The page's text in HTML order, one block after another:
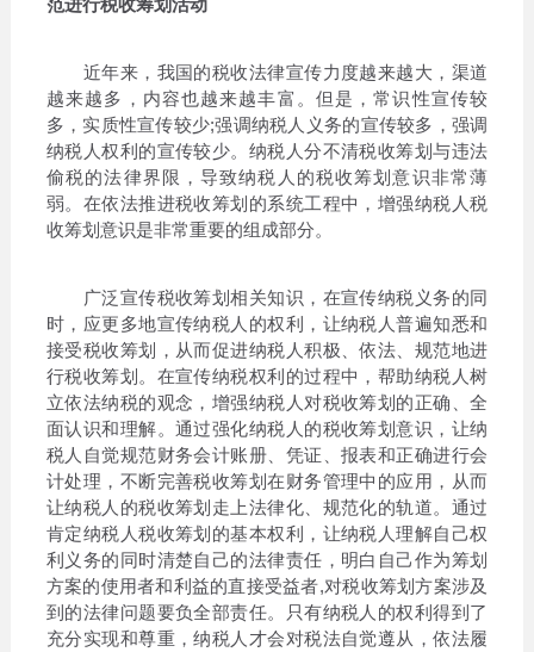
近年来，我国的税收法律宣传力度越来越大，渠道
越来越多，内容也越来越丰富。但是，常识性宣传较
多，实质性宣传较少;强调纳税人义务的宣传较多，强调
纳税人权利的宣传较少。纳税人分不清税收筹划与违法
偷税的法律界限，导致纳税人的税收筹划意识非常薄
弱。在依法推进税收筹划的系统工程中，增强纳税人税
收筹划意识是非常重要的组成部分。
广泛宣传税收筹划相关知识，在宣传纳税义务的同
时，应更多地宣传纳税人的权利，让纳税人普遍知悉和
接受税收筹划，从而促进纳税人积极、依法、规范地进
行税收筹划。在宣传纳税权利的过程中，帮助纳税人树
立依法纳税的观念，增强纳税人对税收筹划的正确、全
面认识和理解。通过强化纳税人的税收筹划意识，让纳
税人自觉规范财务会计账册、凭证、报表和正确进行会
计处理，不断完善税收筹划在财务管理中的应用，从而
让纳税人的税收筹划走上法律化、规范化的轨道。通过
肯定纳税人税收筹划的基本权利，让纳税人理解自己权
利义务的同时清楚自己的法律责任，明白自己作为筹划
方案的使用者和利益的直接受益者,对税收筹划方案涉及
到的法律问题要负全部责任。只有纳税人的权利得到了
充分实现和尊重，纳税人才会对税法自觉遵从，依法履